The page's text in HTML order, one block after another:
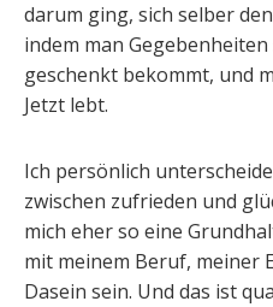
darum ging, sich selber
indem man
geschenkt bekommt, und
Jetzt lebt.
Ich persönlich
zwischen zufrieden und
mich eher so eine
mit meinem Beruf, meiner
Dasein sein. Und das ist